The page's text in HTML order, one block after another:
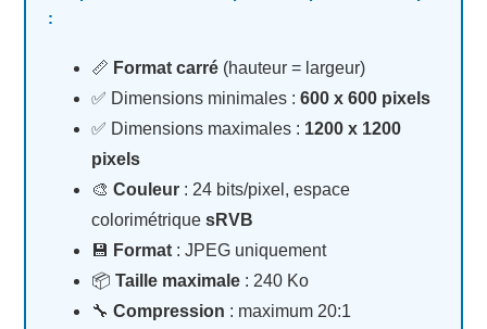
:
📏 Format carré (hauteur = largeur)
✅ Dimensions minimales : 600 x 600 pixels
✅ Dimensions maximales : 1200 x 1200
pixels
🎨 Couleur : 24 bits/pixel, espace
colorimétrique sRVB
💾 Format : JPEG uniquement
📦 Taille maximale : 240 Ko
🔧 Compression : maximum 20:1